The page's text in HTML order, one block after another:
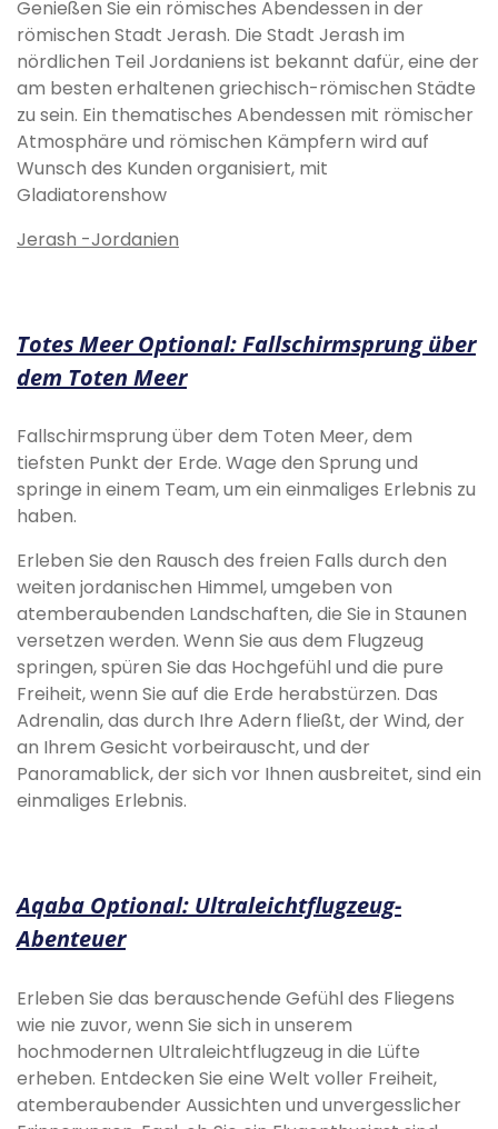
Genießen Sie ein römisches Abendessen in der
römischen Stadt Jerash. Die Stadt Jerash im
nördlichen Teil Jordaniens ist bekannt dafür, eine der
am besten erhaltenen griechisch-römischen Städte
zu sein. Ein thematisches Abendessen mit römischer
Atmosphäre und römischen Kämpfern wird auf
Wunsch des Kunden organisiert, mit
Gladiatorenshow
Jerash -Jordanien
Totes Meer Optional: Fallschirmsprung über
dem Toten Meer
Fallschirmsprung über dem Toten Meer, dem
tiefsten Punkt der Erde. Wage den Sprung und
springe in einem Team, um ein einmaliges Erlebnis zu
haben.
Erleben Sie den Rausch des freien Falls durch den
weiten jordanischen Himmel, umgeben von
atemberaubenden Landschaften, die Sie in Staunen
versetzen werden. Wenn Sie aus dem Flugzeug
springen, spüren Sie das Hochgefühl und die pure
Freiheit, wenn Sie auf die Erde herabstürzen. Das
Adrenalin, das durch Ihre Adern fließt, der Wind, der
an Ihrem Gesicht vorbeirauscht, und der
Panoramablick, der sich vor Ihnen ausbreitet, sind ein
einmaliges Erlebnis.
Aqaba Optional: Ultraleichtflugzeug-
Abenteuer
Erleben Sie das berauschende Gefühl des Fliegens
wie nie zuvor, wenn Sie sich in unserem
hochmodernen Ultraleichtflugzeug in die Lüfte
erheben. Entdecken Sie eine Welt voller Freiheit,
atemberaubender Aussichten und unvergesslicher